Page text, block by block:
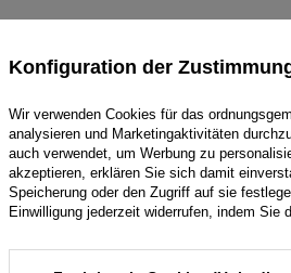
Konfiguration der
Wir verwenden Cookies für das
analysieren und Marketingaktivitäten
auch verwendet, um Werbung zu
akzeptieren, erklären Sie sich damit
Speicherung oder den Zugriff auf sie
Einwilligung jederzeit widerrufen, indem Sie